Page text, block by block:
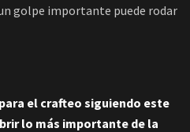
golpe importante puede rodar
el crafteo siguiendo este
lo más importante de la